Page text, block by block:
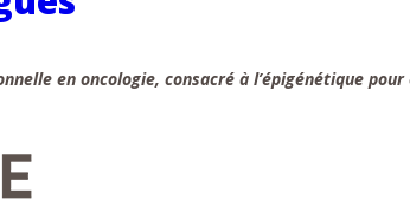
en oncologie, consacré à l’épigénétique